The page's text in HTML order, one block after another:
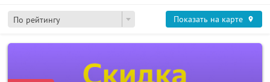
По рейтингу Показать на карте